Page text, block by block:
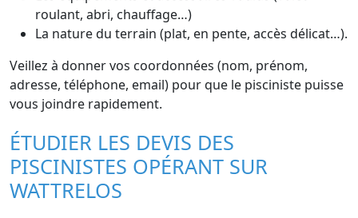
roulant, abri, chauffage…)
La nature du terrain (plat, en pente, accès délicat…).
Veillez à donner vos coordonnées (nom, prénom,
adresse, téléphone, email) pour que le pisciniste puisse
vous joindre rapidement.
ÉTUDIER LES DEVIS DES
PISCINISTES OPÉRANT SUR
WATTRELOS